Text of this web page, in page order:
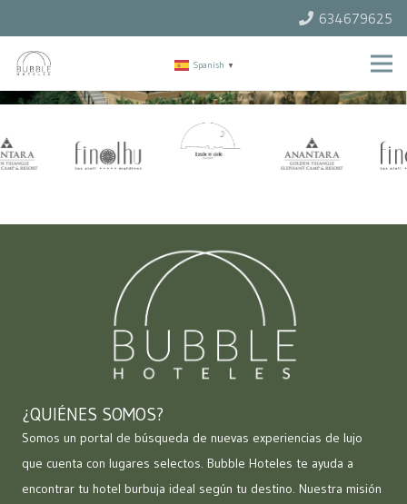
634679625
Spanish ▼
¿QUIÉNES SOMOS?
Somos un portal de búsqueda de nuevas experiencias de lujo
que cuenta con lugares selectos. Bubble Hoteles te ayuda a
encontrar tu hotel burbuja ideal según tu destino. Nuestra misión